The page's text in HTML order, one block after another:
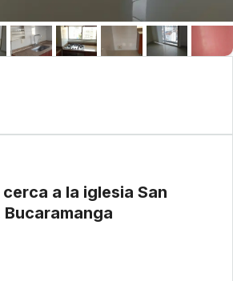
a la iglesia San